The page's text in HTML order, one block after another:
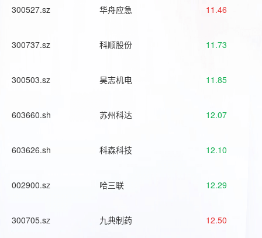
300527.sz 华舟应急 11.46
300737.sz 科顺股份 11.73
300503.sz 昊志机电 11.85
603660.sh 苏州科达 12.07
603626.sh 科森科技 12.10
002900.sz 哈三联 12.29
300705.sz 九典制药 12.50